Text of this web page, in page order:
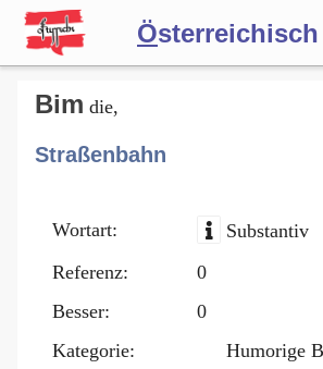
Österreichisch
Wörterbuch
Forum
Blog
Bim die,
Straßenbahn
Wortart:
Substantiv
Referenz:
0
Besser:
0
Kategorie:
Humorige